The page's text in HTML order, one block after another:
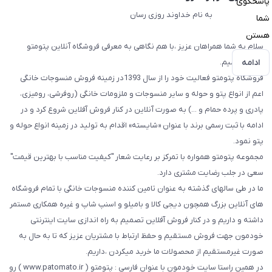
شما
هستن
ادامه
به نام خداوند روزی رسان
سلام به شما همراهان عزیز ،با هم نگاهی به معرفی فروشگاه آنلاین پتومتو
داشته باشیم.
فروشگاه پتومتو فعالیت خود را از سال 1393در زمینه فروش منسوجات خانگی
اعم از انواع پتو و حوله و سایر منسوجات و ملزومات خانگی (روفرشی، رومیزی،
پادری و پرده حمام و ...) به صورت آنلاین در کنار فروش آفلاین شروع کرد و در
ادامه با ثبت رسمی برند با عنوان «شایسته» اقدام به تولید در زمینه انواع حوله و
پتو نمود.
مجموعه پتومتو همواره با تمرکز بر رعایت شعار "کیفیت مناسب با بهترین قیمت"
سعی در جلب رضایت مشتری دارد.
ما در طی سالهای گذشته به عنوان تامین کننده منسوجات خانگی با تمام فروشگاه
های آنلاین بزرگ همچون دیجی کالا و بامیلو و اسنپ شاپ و غیره همکاری مستمر
داشته و داریم و در کنار فروش آفلاین تصمیم به راه اندازی سایت اینترنتی
خودمون جهت فروش مستقیم و حفظ ارتباط با مشتریان عزیز که تا به حال به
صورت غیرمستقیم از محصولات ما خرید میکردن ،داریم.
در همین راستا سایت خودمون با عنوان فارسی : پتومتو ( www.patomato.ir ) رو